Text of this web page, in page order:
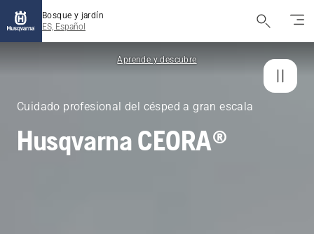
Bosque y jardín
ES, Español
Aprende y descubre
Cuidado profesional del césped a gran escala
Husqvarna CEORA®